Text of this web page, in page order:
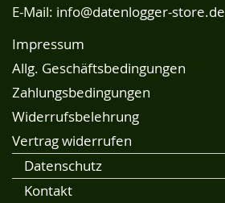
E-Mail: info@datenlogger-store.de
Impressum
Allg. Geschäftsbedingungen
Zahlungsbedingungen
Widerrufsbelehrung
Vertrag widerrufen
Datenschutz
Kontakt